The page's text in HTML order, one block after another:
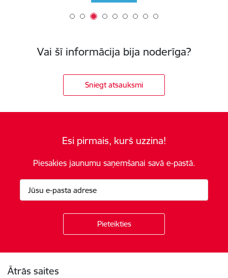
Vai šī informācija bija noderīga?
Sniegt atsauksmi
Esi pirmais, kurš uzzina!
Piesakies jaunumu saņemšanai savā e-pastā.
Ātrās saites